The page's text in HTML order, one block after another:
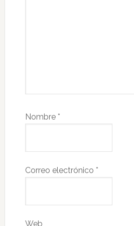
Nombre *
Correo electrónico *
Web